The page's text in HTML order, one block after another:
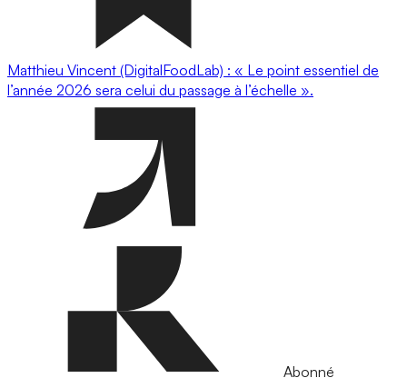
Matthieu Vincent (DigitalFoodLab) : « Le point essentiel de
l’année 2026 sera celui du passage à l’échelle ».
Abonné